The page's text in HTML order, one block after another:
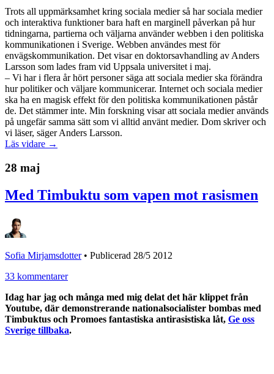
Trots all uppmärksamhet kring sociala medier så har sociala medier
och interaktiva funktioner bara haft en marginell påverkan på hur
tidningarna, partierna och väljarna använder webben i den politiska
kommunikationen i Sverige. Webben användes mest för
envägskommunikation. Det visar en doktorsavhandling av Anders
Larsson som lades fram vid Uppsala universitet i maj.
– Vi har i flera år hört personer säga att sociala medier ska förändra
hur politiker och väljare kommunicerar. Internet och sociala medier
ska ha en magisk effekt för den politiska kommunikationen påstår
de. Det stämmer inte. Min forskning visar att sociala medier används
på ungefär samma sätt som vi alltid använt medier. Dom skriver och
vi läser, säger Anders Larsson.
Läs vidare →
28 maj
Med Timbuktu som vapen mot rasismen
Sofia Mirjamsdotter• Publicerad 28/5 2012
33 kommentarer
Idag har jag och många med mig delat det här klippet från
Youtube, där demonstrerande nationalsocialister bombas med
Timbuktus och Promoes fantastiska antirasistiska låt, Ge oss
Sverige tillbaka.